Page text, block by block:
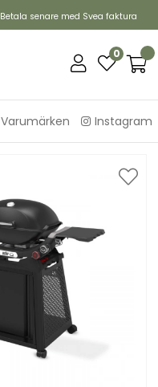
Betala senare med Svea faktura
0
Varumärken Instagram